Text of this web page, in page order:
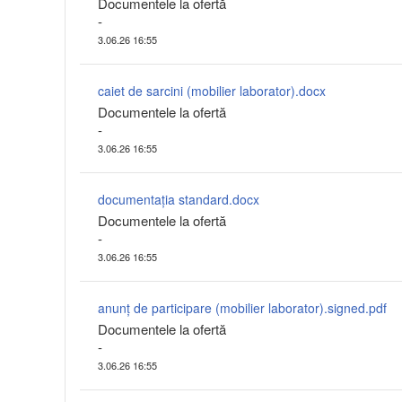
-
3.06.26 16:55
caiet de sarcini (mobilier laborator).docx
Documentele la ofertă
-
3.06.26 16:55
documentația standard.docx
Documentele la ofertă
-
3.06.26 16:55
anunț de participare (mobilier laborator).signed.pdf
Documentele la ofertă
-
3.06.26 16:55